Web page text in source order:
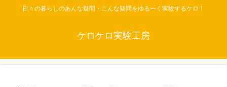
日々の暮らしのあんな疑問・こんな疑問をゆるーく実験するケロ！
ケロケロ実験工房